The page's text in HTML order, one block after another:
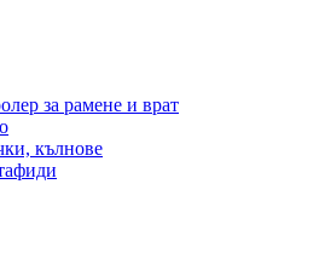
за рамене и врат
кълнове